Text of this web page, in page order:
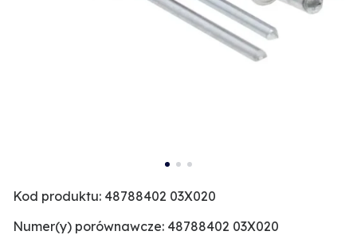
Kod produktu: 48788402 03X020
Numer(y) porównawcze: 48788402 03X020